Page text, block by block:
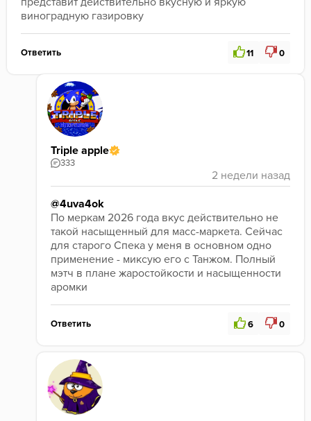
виноградную газировку
Ответить 11 0
Triple apple
333
@4uva4ok
По меркам 2026 года вкус действительно не
такой насыщенный для масс-маркета. Сейчас
для старого Спека у меня в основном одно
применение - миксую его с Танжом. Полный
мэтч в плане жаростойкости и насыщенности
аромки
Ответить 6 0